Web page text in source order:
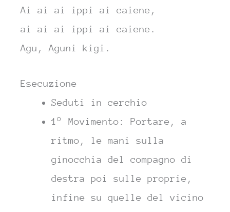
Ai ai ai ippi ai caiene,
ai ai ai ippi ai caiene.
Agu, Aguni ki gi.
Esecuzione
Seduti in cerchio
1° Movimento: Portare, a
ritmo, le mani sulla
ginocchia del compagno di
destra poi sulle proprie,
infine su quelle del vicino